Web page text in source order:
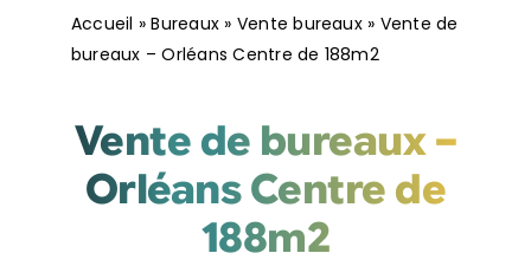
Accueil »Bureaux » Vente bureaux» Vente de
bureaux – Orléans Centre de 188m2
Vente de bureaux –
Orléans Centre de
188m2